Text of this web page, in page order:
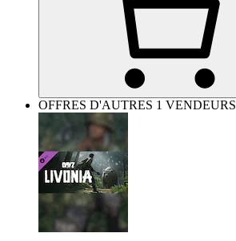
OFFRES D'AUTRES 1 VENDEURS